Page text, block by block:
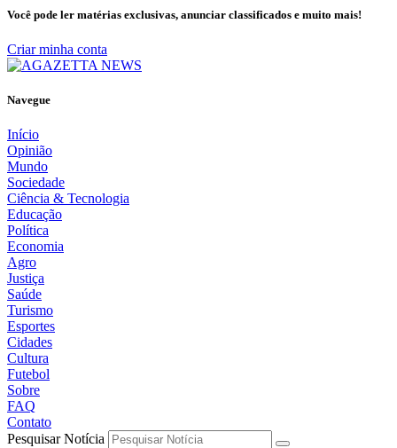
Você pode ler matérias exclusivas, anunciar classificados e muito mais!
Criar minha conta
Navegue
Início
Opinião
Mundo
Sociedade
Ciência & Tecnologia
Educação
Política
Economia
Agro
Justiça
Saúde
Turismo
Esportes
Cidades
Cultura
Futebol
Sobre
FAQ
Contato
Pesquisar Notícia